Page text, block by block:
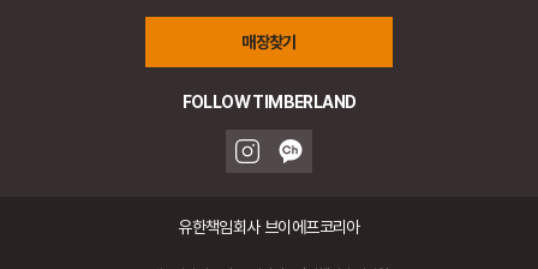
매장찾기
FOLLOW TIMBERLAND
유한책임회사 브이에프코리아